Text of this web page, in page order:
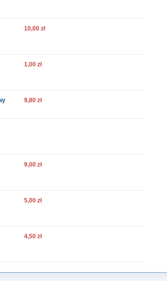
10,00 zł
1,00 zł
9,80 zł
9,00 zł
5,00 zł
4,50 zł